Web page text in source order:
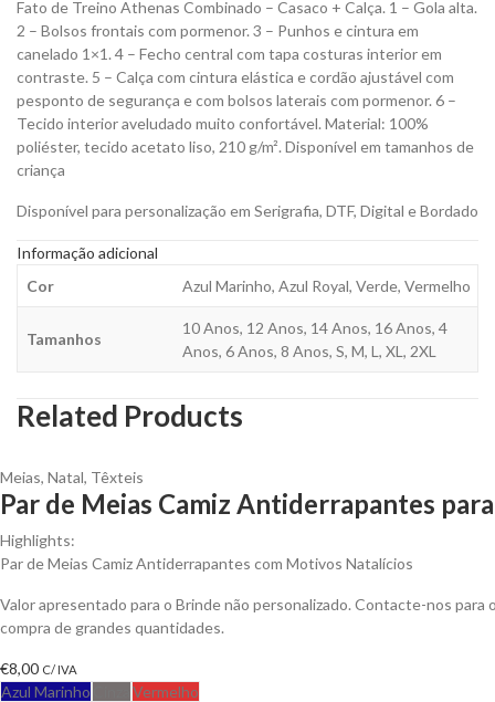
Fato de Treino Athenas Combinado – Casaco + Calça. 1 – Gola alta.
2 – Bolsos frontais com pormenor. 3 – Punhos e cintura em
canelado 1×1. 4 – Fecho central com tapa costuras interior em
contraste. 5 – Calça com cintura elástica e cordão ajustável com
pesponto de segurança e com bolsos laterais com pormenor. 6 –
Tecido interior aveludado muito confortável. Material: 100%
poliéster, tecido acetato liso, 210 g/m². Disponível em tamanhos de
criança
Disponível para personalização em Serigrafia, DTF, Digital e Bordado
Informação adicional
Cor
Azul Marinho, Azul Royal, Verde, Vermelho
Tamanhos
10 Anos, 12 Anos, 14 Anos, 16 Anos, 4
Anos, 6 Anos, 8 Anos, S, M, L, XL, 2XL
Related Products
Meias, Natal, Têxteis
Par de Meias Camiz Antiderrapantes
Highlights:
Par de Meias Camiz Antiderrapantes com Motivos Natalícios
Valor apresentado para o Brinde não personalizado. Contacte-nos para
compra de grandes quantidades.
€8,00 C/ IVA
Azul Marinho Vermelho